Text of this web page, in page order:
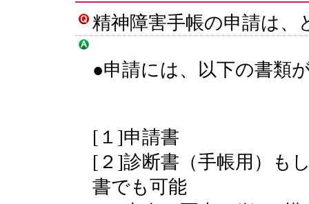
精神障害手帳の申請は
●申請には、以下の書類
[１]申請書
[２]診断書（手帳用）も
書でも可能